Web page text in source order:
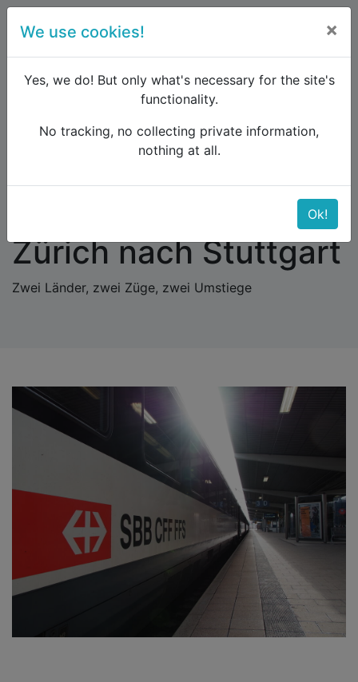
Blog
Auf der Gäubahn von Zürich nach Stuttgart
Auf der Gäubahn von
Zürich nach Stuttgart
Zwei Länder, zwei Züge, zwei Umstiege
We use cookies! ×
Yes, we do! But only what's necessary for the site's
functionality.
No tracking, no collecting private information,
nothing at all.
Ok!